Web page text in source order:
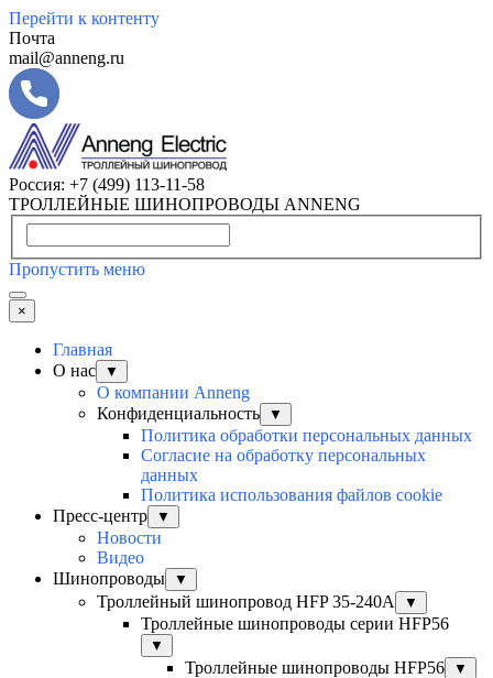
Перейти к контенту
Почта
mail@anneng.ru
Россия: +7 (499) 113-11-58
ТРОЛЛЕЙНЫЕ ШИНОПРОВОДЫ ANNENG
Пропустить меню
×
Главная
О нас
▼
О компании Anneng
Конфиденциальность
▼
Политика обработки персональных данных
Согласие на обработку персональных
данных
Политика использования файлов cookie
Пресс-центр
▼
Новости
Видео
Шинопроводы
▼
Троллейный шинопровод HFP 35-240А ▼
Троллейные шинопроводы серии HFP56
▼
Троллейные шинопроводы HFP56 ▼